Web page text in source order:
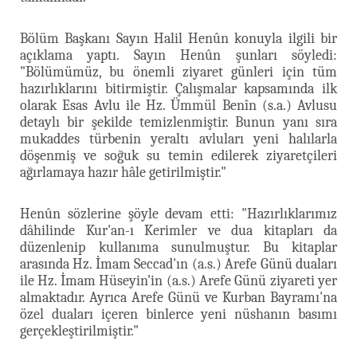
Bölüm Başkanı Sayın Halil Henûn konuyla ilgili bir
açıklama yaptı. Sayın Henûn şunları söyledi:
"Bölümümüz, bu önemli ziyaret günleri için tüm
hazırlıklarını bitirmiştir. Çalışmalar kapsamında ilk
olarak Esas Avlu ile Hz. Ümmül Benîn (s.a.) Avlusu
detaylı bir şekilde temizlenmiştir. Bunun yanı sıra
mukaddes türbenin yeraltı avluları yeni halılarla
döşenmiş ve soğuk su temin edilerek ziyaretçileri
ağırlamaya hazır hâle getirilmiştir."
Henûn sözlerine şöyle devam etti: "Hazırlıklarımız
dâhilinde Kur'an-ı Kerimler ve dua kitapları da
düzenlenip kullanıma sunulmuştur. Bu kitaplar
arasında Hz. İmam Seccad'ın (a.s.) Arefe Günü duaları
ile Hz. İmam Hüseyin'in (a.s.) Arefe Günü ziyareti yer
almaktadır. Ayrıca Arefe Günü ve Kurban Bayramı'na
özel duaları içeren binlerce yeni nüshanın basımı
gerçekleştirilmiştir."